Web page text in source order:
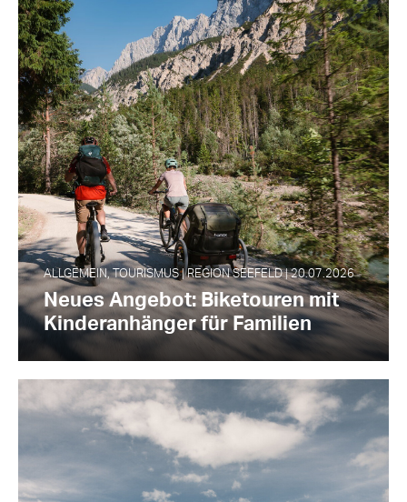
ALLGEMEIN, TOURISMUS | REGION SEEFELD | 20.07.2026
Neues Angebot: Biketouren mit
Kinderanhänger für Familien